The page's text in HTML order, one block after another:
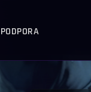
PODPORA